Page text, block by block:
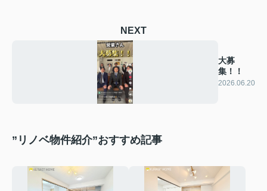
NEXT
大募
集！！
2026.06.20
”リノベ物件紹介”おすすめ記事